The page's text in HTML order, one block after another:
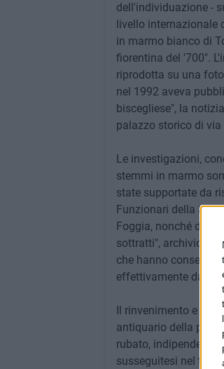
dell'individuazione -
livello internazionale
in marmo bianco di
fiorentina del '700".
riprodotta su una
nel 1992 aveva
biscegliese", la
palazzo storico di
Le investigazioni,
stemmi in marmo
state supportate da
Funzionari della
Foggia, nonché
sottratti", archivio
che hanno
effettivamente
Il rinvenimento e il
antiquario della
rubato,
susseguitesi nel